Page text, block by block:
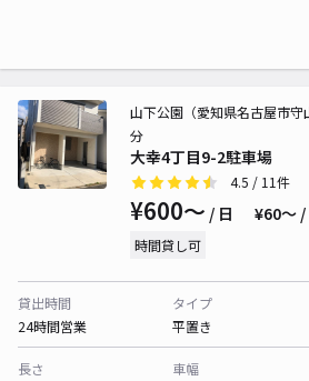
大幸4丁目9-2駐車場
山下公園（愛知県名古屋市守
分
4.5 / 11件
¥600〜 / 日 ¥60〜
時間貸し可
貸出時間
24時間営業
タイプ
平置き
長さ
車幅